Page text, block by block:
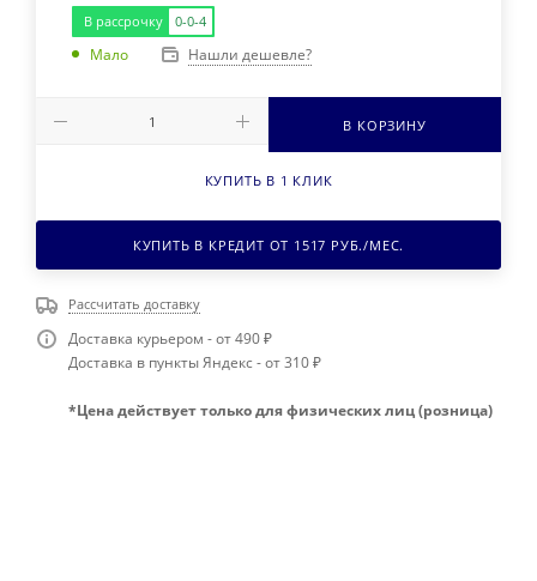
В рассрочку 0-0-4
Мало Нашли дешевле?
В КОРЗИНУ
КУПИТЬ В 1 КЛИК
КУПИТЬ В КРЕДИТ ОТ 1517 РУБ./МЕС.
Рассчитать доставку
Доставка курьером - от 490 ₽
Доставка в пункты Яндекс - от 310 ₽
*Цена действует только для физических лиц (розница)